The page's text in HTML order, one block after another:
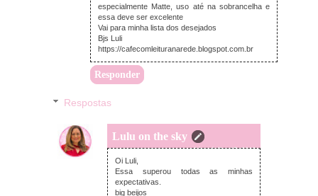
especialmente Matte, uso até na sobrancelha e
essa deve ser excelente
Vai para minha lista dos desejados
Bjs Luli
https://cafecomleituranarede.blogspot.com.br
Responder
Respostas
Lulu on the sky
sexta-feira, julho 15, 2016
Oi Luli,
Essa superou todas as minhas
expectativas.
big beijos